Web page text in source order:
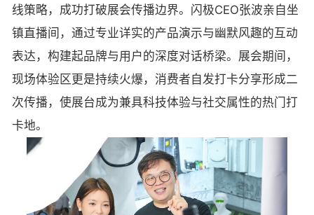
线策略，成功打破展会传播边界。闪极CEO张波亲自坐
镇直播间，通过专业详实的产品演示与幽默风趣的互动
表达，构建起品牌与用户的深度对话桥梁。展会期间，
现场体验区更是持续火爆，消费者自发打卡分享形成二
次传播，使展台成为兼具科技体验与社交属性的热门打
卡地。